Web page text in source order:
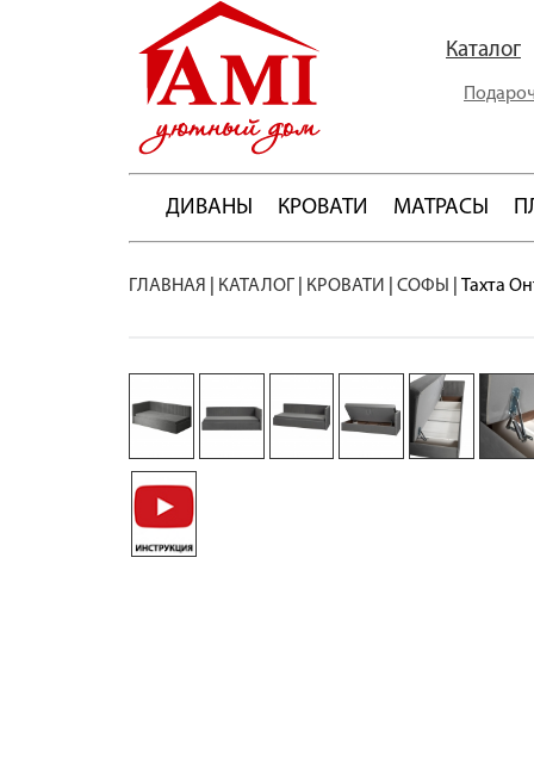
Каталог
ДИВАНЫ КРОВАТИ МАТРАСЫ
ГЛАВНАЯ КАТАЛОГ КРОВАТИ СОФЫ Тахта